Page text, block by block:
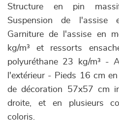
Structure en pin
Suspension de
Garniture de l'assise en
kg/m³ et ressorts
polyuréthane 23 kg/m³ -
l'extérieur - Pieds 16 cm
de décoration 57x57 cm
droite, et en plusieurs
coloris.